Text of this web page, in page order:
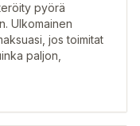
pyörä
Ulkomainen
jos toimitat
paljon,